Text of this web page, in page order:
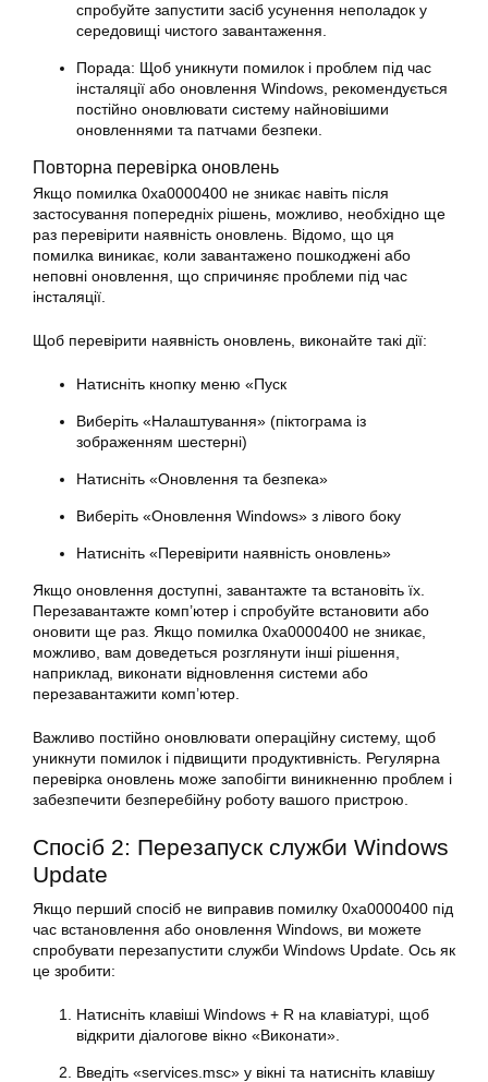
спробуйте запустити засіб усунення неполадок у
середовищі чистого завантаження.
Порада: Щоб уникнути помилок і проблем під час
інсталяції або оновлення Windows, рекомендується
постійно оновлювати систему найновішими
оновленнями та патчами безпеки.
Повторна перевірка оновлень
Якщо помилка 0xa0000400 не зникає навіть після
застосування попередніх рішень, можливо, необхідно ще
раз перевірити наявність оновлень. Відомо, що ця
помилка виникає, коли завантажено пошкоджені або
неповні оновлення, що спричиняє проблеми під час
інсталяції.
Щоб перевірити наявність оновлень, виконайте такі дії:
Натисніть кнопку меню «Пуск
Виберіть «Налаштування» (піктограма із
зображенням шестерні)
Натисніть «Оновлення та безпека»
Виберіть «Оновлення Windows» з лівого боку
Натисніть «Перевірити наявність оновлень»
Якщо оновлення доступні, завантажте та встановіть їх.
Перезавантажте комп’ютер і спробуйте встановити або
оновити ще раз. Якщо помилка 0xa0000400 не зникає,
можливо, вам доведеться розглянути інші рішення,
наприклад, виконати відновлення системи або
перезавантажити комп’ютер.
Важливо постійно оновлювати операційну систему, щоб
уникнути помилок і підвищити продуктивність. Регулярна
перевірка оновлень може запобігти виникненню проблем і
забезпечити безперебійну роботу вашого пристрою.
Спосіб 2: Перезапуск служби Windows
Update
Якщо перший спосіб не виправив помилку 0xa0000400 під
час встановлення або оновлення Windows, ви можете
спробувати перезапустити служби Windows Update. Ось як
це зробити:
Натисніть клавіші Windows + R на клавіатурі, щоб
відкрити діалогове вікно «Виконати».
Введіть «services.msc» у вікні та натисніть клавішу